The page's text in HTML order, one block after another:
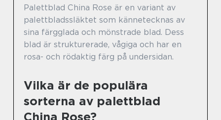
Palettblad China Rose är en variant av
palettbladssläktet som kännetecknas av
sina färgglada och mönstrade blad. Dess
blad är strukturerade, vågiga och har en
rosa- och rödaktig färg på undersidan.
Vilka är de populära
sorterna av palettblad
China Rose?